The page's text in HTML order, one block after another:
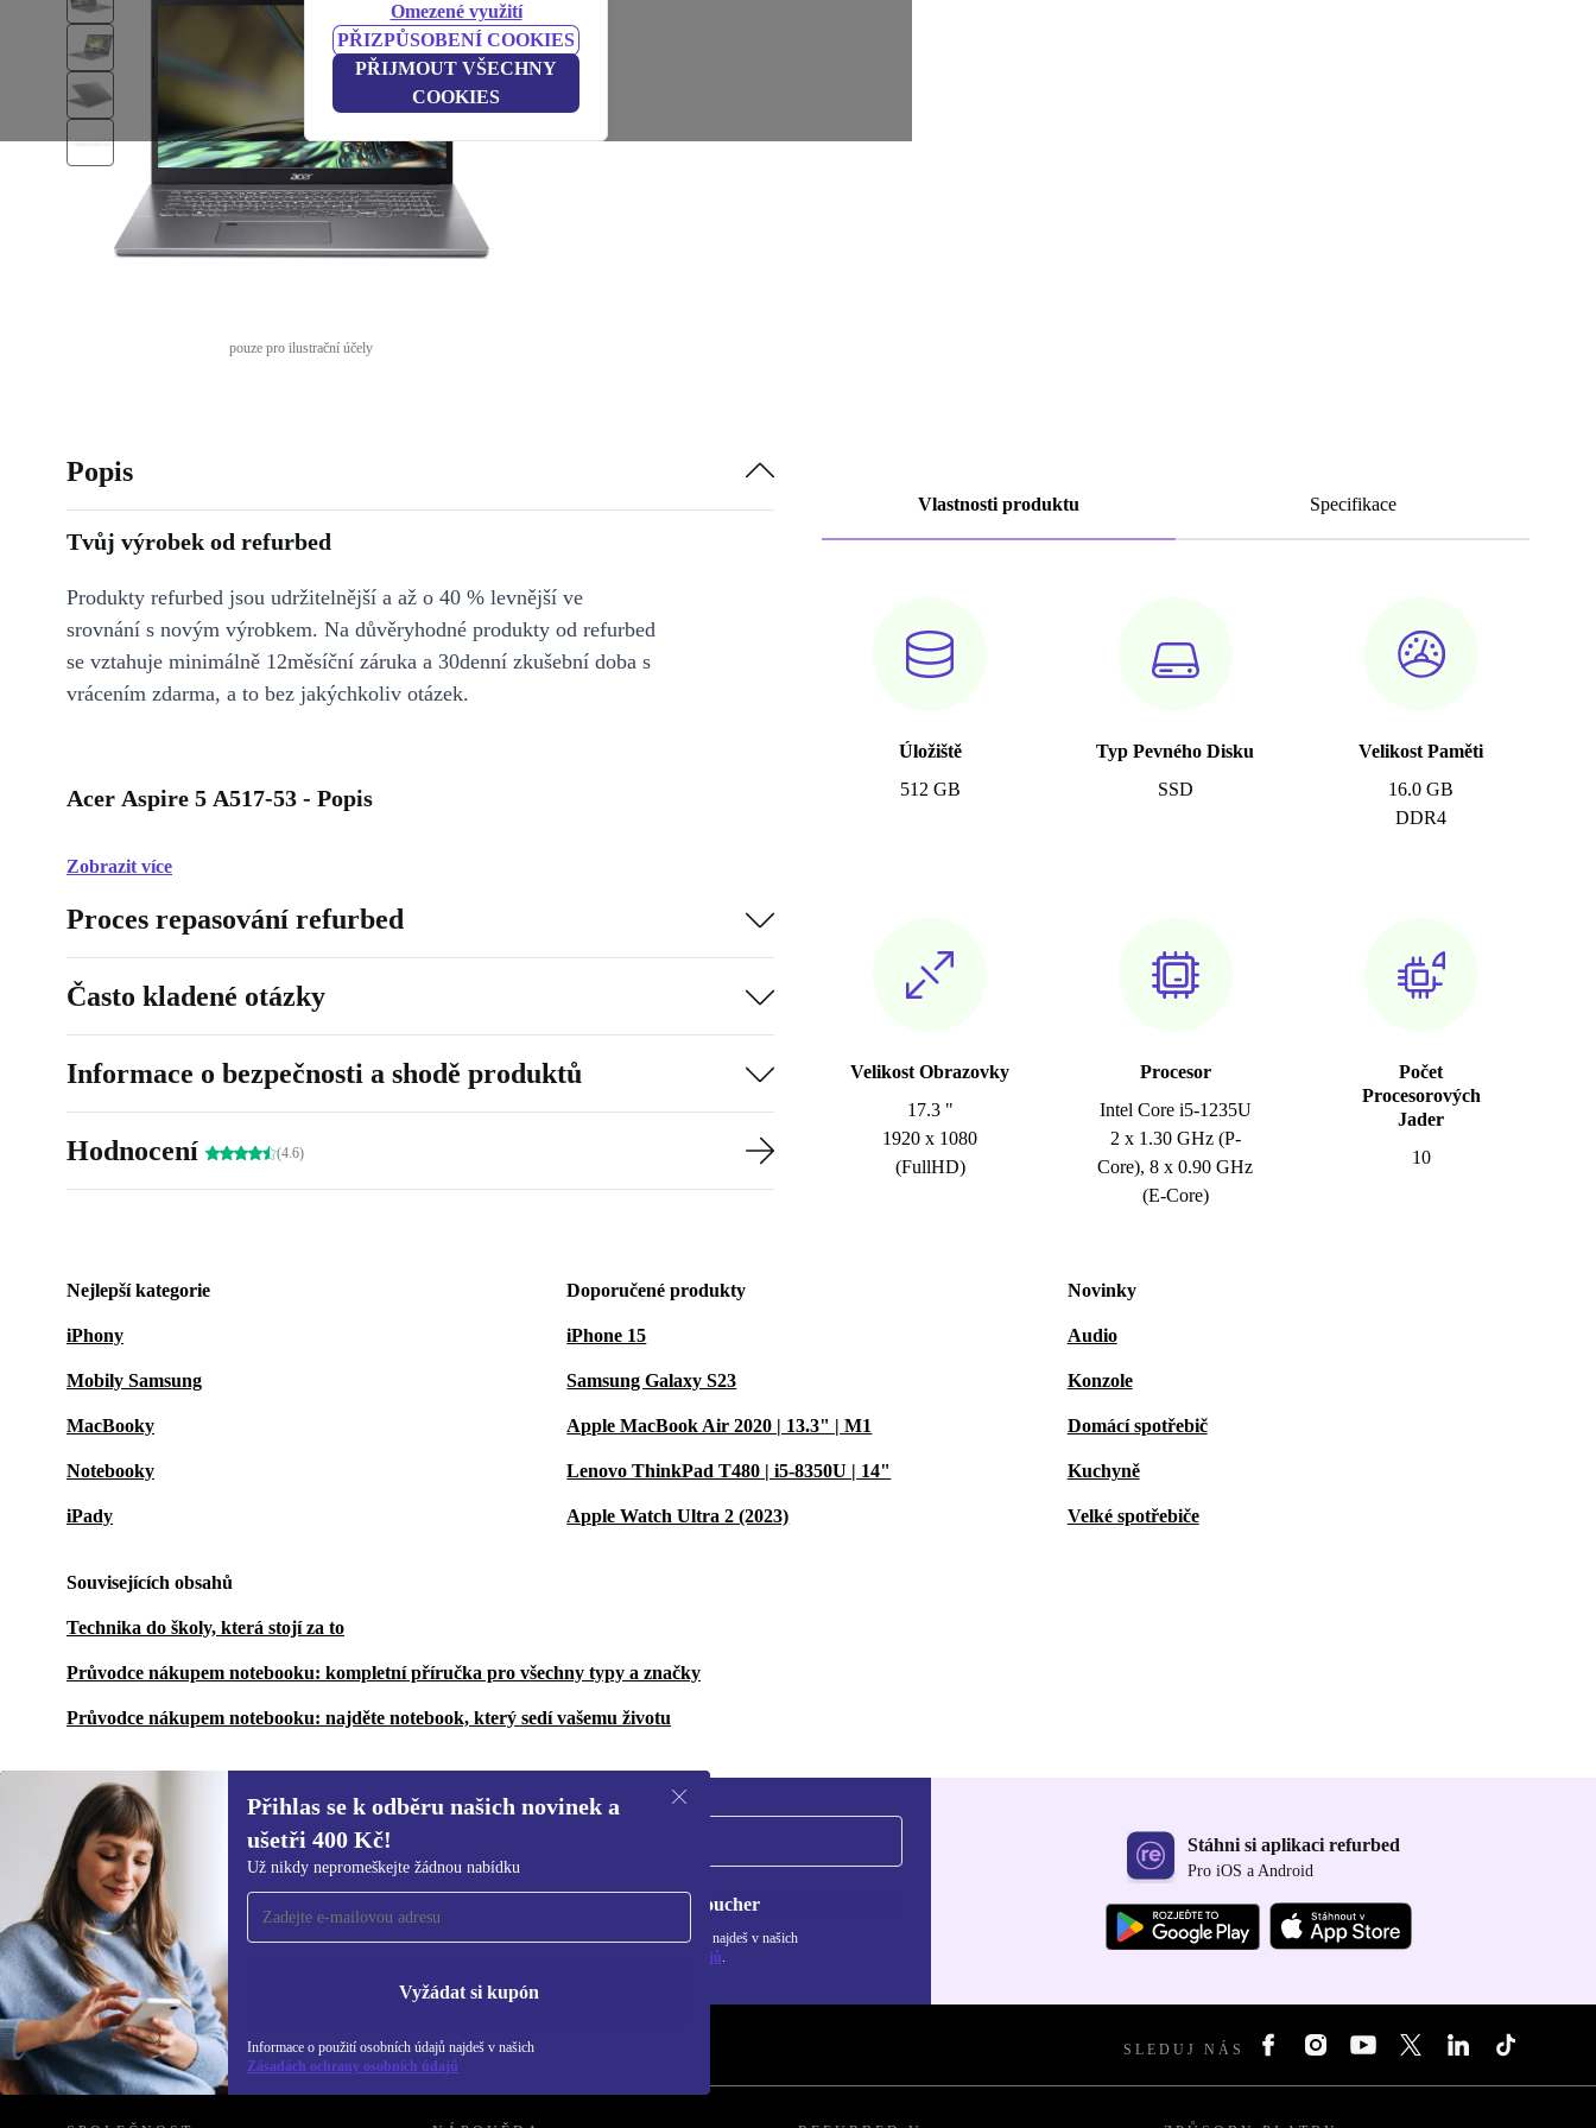
Omezené využití
PŘIZPŮSOBENÍ COOKIES
PŘIJMOUT VŠECHNY
COOKIES
pouze pro ilustrační účely
Vlastnosti produktu Specifikace
Úložiště
512 GB
Typ Pevného Disku
SSD
Velikost Paměti
16.0 GB
DDR4
Velikost Obrazovky
17.3 "
1920 x 1080
(FullHD)
Procesor
Intel Core i5-1235U
2 x 1.30 GHz (P-
Core), 8 x 0.90 GHz
(E-Core)
Počet
Procesorových
Jader
10
Popis
Tvůj výrobek od refurbed
Produkty refurbed jsou udržitelnější a až o 40 % levnější ve
srovnání s novým výrobkem. Na důvěryhodné produkty od refurbed
se vztahuje minimálně 12měsíční záruka a 30denní zkušební doba s
vrácením zdarma, a to bez jakýchkoliv otázek.
Acer Aspire 5 A517-53 - Popis
Zobrazit více
Proces repasování refurbed
Často kladené otázky
Informace o bezpečnosti a shodě produktů
Hodnocení (4.6)
Nejlepší kategorie
iPhony
Mobily Samsung
MacBooky
Notebooky
iPady
Doporučené produkty
iPhone 15
Samsung Galaxy S23
Apple MacBook Air 2020 | 13.3" | M1
Lenovo ThinkPad T480 | i5-8350U | 14"
Apple Watch Ultra 2 (2023)
Novinky
Audio
Konzole
Domácí spotřebič
Kuchyně
Velké spotřebiče
Souvisejících obsahů
Technika do školy, která stojí za to
Průvodce nákupem notebooku: kompletní příručka pro všechny typy a značky
Průvodce nákupem notebooku: najděte notebook, který sedí vašemu životu
Přihlas se k odběru našich novinek a
ušetři 400 Kč!
Už nikdy nepromeškejte žádnou nabídku
Vyžádat si kupón
Informace o použití osobních údajů najdeš v našich
Zásadách ochrany osobních údajů
Přihlas se k odběru našich novinek a
ušetři 400 Kč!
Už nikdy nepromeškej žádnou nabídku.
Chci voucher
Informace o použití osobních údajů najdeš v našich
Zásadách ochrany osobních údajů.
Stáhni si aplikaci refurbed
Pro iOS a Android
REFURBED ČESKO - RETHINK NEW. SLEDUJ NÁS